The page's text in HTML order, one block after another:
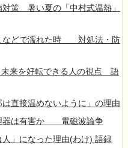
策 暑い夏の「中村式温熱」
などで濡れた時 対処法・防
来を好転できる人の視点 語
は直接温めないように」の理由
器は有害か 電磁波論争
」になった理由(わけ) 語録